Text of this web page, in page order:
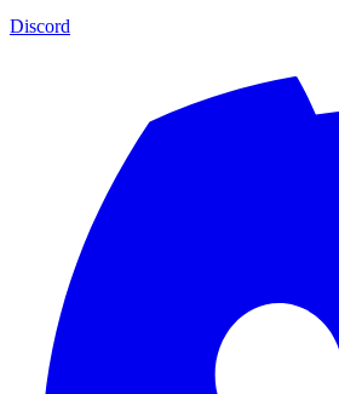
Discord